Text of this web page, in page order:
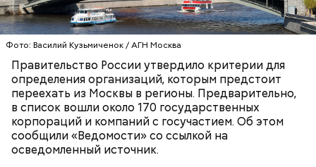
Фото: Василий Кузьмиченок / АГН Москва
Правительство России утвердило критерии для
определения организаций, которым предстоит
переехать из Москвы в регионы. Предварительно,
в список вошли около 170 государственных
корпораций и компаний с госучастием. Об этом
сообщили «Ведомости» со ссылкой на
осведомленный источник.
мягкий» вариант перемещения — перенос
«некоторых их функций» при условии
обязательного создания рабочих мест в регионе, —
говорится в
материале
БИЗНЕС
МИНЭКОНОМРАЗВИТИЯ РФ
МОСКВА
РОССИЯ ПРАВИТЕЛЬСТВО РФ
На июльском заседании Центробанк может
рассмотреть возможность болеезначительного
изменения ключевой ставкипо сравнению с
июньским решением, при условии замедления
инфляции. Решение будет зависеть от